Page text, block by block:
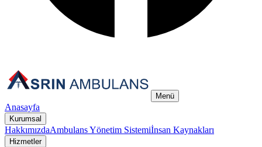
Menü
Anasayfa
Kurumsal
HakkımızdaAmbulans Yönetim Sistemiİnsan Kaynakları
Hizmetler